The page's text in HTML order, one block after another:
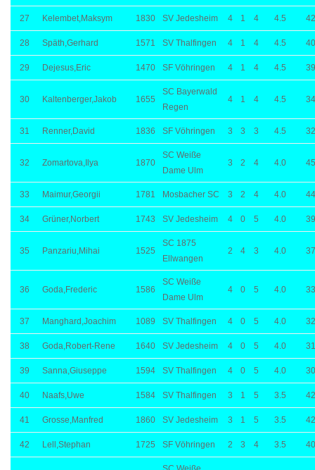
27 Kelembet,Maksym 1830 SV Jedesheim 4 1 4 4.5
28 Späth,Gerhard 1571 SV Thalfingen 4 1 4 4.5
29 Dejesus,Eric 1470 SF Vöhringen 4 1 4 4.5
30 Kaltenberger,Jakob 1655
SC Bayerwald
Regen
4 1 4 4.5
31 Renner,David 1836 SF Vöhringen 3 3 3 4.5
32 Zomartova,Ilya 1870
SC Weiße
Dame Ulm
3 2 4 4.0
33 Maimur,Georgii 1781 Mosbacher SC 3 2 4 4.0
34 Grüner,Norbert 1743 SV Jedesheim 4 0 5 4.0
35 Panzariu,Mihai 1525
SC 1875
Ellwangen
2 4 3 4.0
36 Goda,Frederic 1586
SC Weiße
Dame Ulm
4 0 5 4.0
37 Manghard,Joachim 1089 SV Thalfingen 4 0 5 4.0
38 Goda,Robert-Rene 1640 SV Jedesheim 4 0 5 4.0
39 Sanna,Giuseppe 1594 SV Thalfingen 4 0 5 4.0
40 Naafs,Uwe 1584 SV Thalfingen 3 1 5 3.5
41 Grosse,Manfred 1860 SV Jedesheim 3 1 5 3.5
42 Lell,Stephan 1725 SF Vöhringen 2 3 4 3.5